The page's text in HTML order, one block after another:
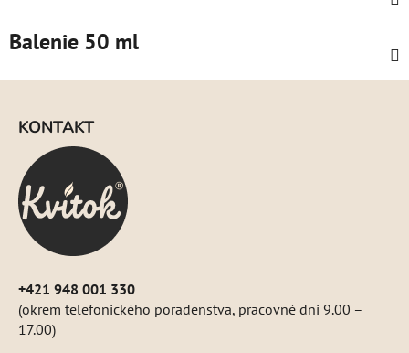
Balenie 50 ml
KONTAKT
+421 948 001 330
(okrem telefonického poradenstva, pracovné dni 9.00 –
17.00)